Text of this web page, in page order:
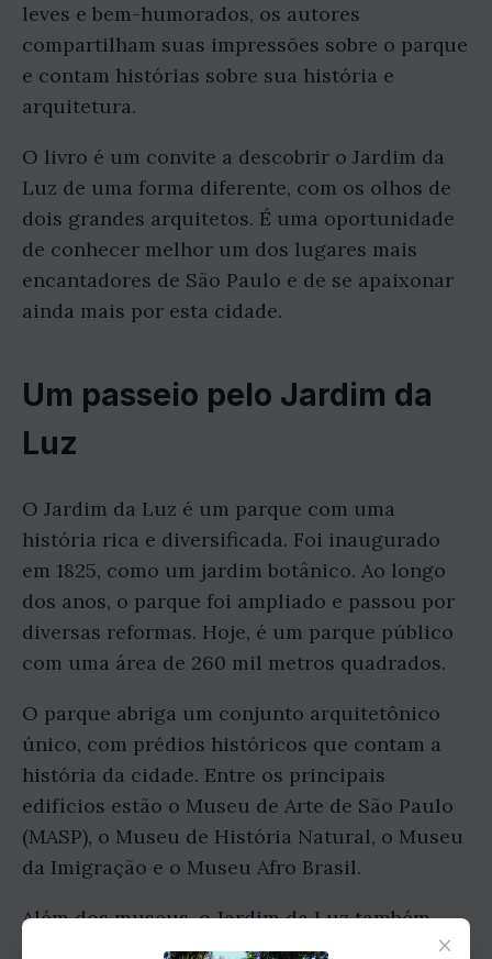
leves e bem-humorados, os autores
compartilham suas impressões sobre o parque
e contam histórias sobre sua história e
arquitetura.
O livro é um convite a descobrir o Jardim da
Luz de uma forma diferente, com os olhos de
dois grandes arquitetos. É uma oportunidade
de conhecer melhor um dos lugares mais
encantadores de São Paulo e de se apaixonar
ainda mais por esta cidade.
Um passeio pelo Jardim da
Luz
O Jardim da Luz é um parque com uma
história rica e diversificada. Foi inaugurado
em 1825, como um jardim botânico. Ao longo
dos anos, o parque foi ampliado e passou por
diversas reformas. Hoje, é um parque público
com uma área de 260 mil metros quadrados.
O parque abriga um conjunto arquitetônico
único, com prédios históricos que contam a
história da cidade. Entre os principais
edifícios estão o Museu de Arte de São Paulo
(MASP), o Museu de História Natural, o Museu
da Imigração e o Museu Afro Brasil.
Além dos museus, o Jardim da Luz também
abriga outros espaços culturais, como o
×